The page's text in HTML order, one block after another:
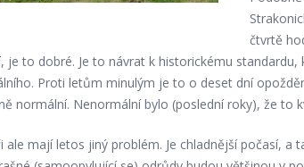
čtvrtě
je to dobré. Je to návrat k historickému
Proti letům minulým je to o deset dní
normální. Nenormální bylo (poslední roky), že to
ale mají letos jiný problém. Je chladnější počasí, a